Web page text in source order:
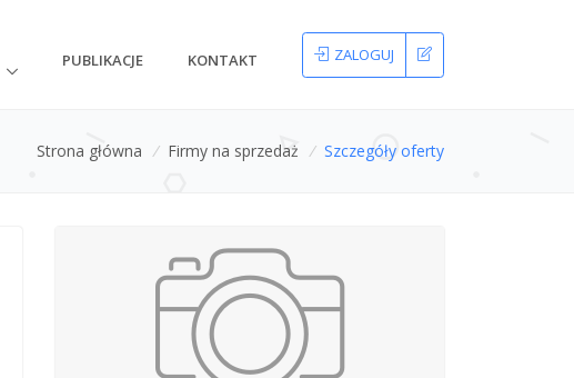
PUBLIKACJE KONTAKT ZALOGUJ
Strona główna / Firmy na sprzedaż / Szczegóły oferty